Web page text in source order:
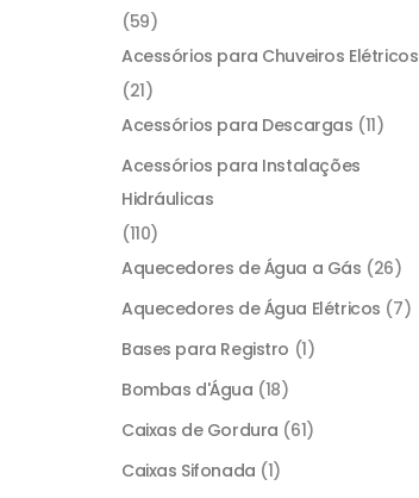
(59)
Acessórios para Chuveiros Elétricos
(21)
Acessórios para Descargas (11)
Acessórios para Instalações
Hidráulicas
(110)
Aquecedores de Água a Gás (26)
Aquecedores de Água Elétricos (7)
Bases para Registro (1)
Bombas d'Água (18)
Caixas de Gordura (61)
Caixas Sifonada (1)